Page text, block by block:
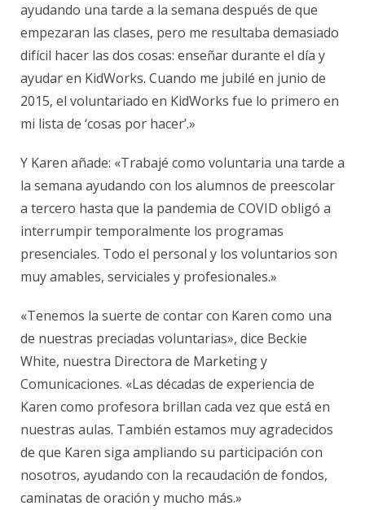
ayudando una tarde a la semana después de que
empezaran las clases, pero me resultaba demasiado
difícil hacer las dos cosas: enseñar durante el día y
ayudar en KidWorks. Cuando me jubilé en junio de
2015, el voluntariado en KidWorks fue lo primero en
mi lista de ‘cosas por hacer’.»
Y Karen añade: «Trabajé como voluntaria una tarde a
la semana ayudando con los alumnos de preescolar
a tercero hasta que la pandemia de COVID obligó a
interrumpir temporalmente los programas
presenciales. Todo el personal y los voluntarios son
muy amables, serviciales y profesionales.»
«Tenemos la suerte de contar con Karen como una
de nuestras preciadas voluntarias», dice Beckie
White, nuestra Directora de Marketing y
Comunicaciones. «Las décadas de experiencia de
Karen como profesora brillan cada vez que está en
nuestras aulas. También estamos muy agradecidos
de que Karen siga ampliando su participación con
nosotros, ayudando con la recaudación de fondos,
caminatas de oración y mucho más.»